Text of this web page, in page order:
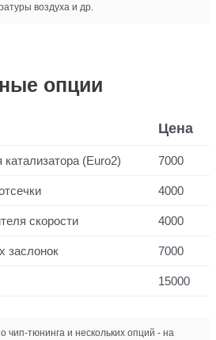
воздуха и др.
опции
Цена
(Euro2) 7000
4000
скорости 4000
заслонок 7000
15000
чип-тюнинга и нескольких опций - на